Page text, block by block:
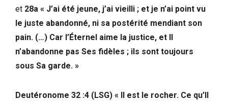
et 28a « J’ai été jeune, j’ai vieilli ; et je n’ai point vu
le juste abandonné, ni sa postérité mendiant son
pain. (…) Car l’Éternel aime la justice, et Il
n’abandonne pas Ses fidèles ; ils sont toujours
sous Sa garde. »
Deutéronome 32 :4 (LSG) « Il est le rocher. Ce qu’Il